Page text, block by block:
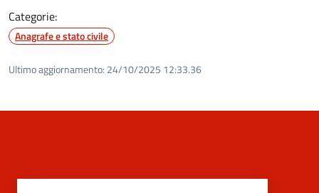
Categorie:
Anagrafe e stato civile
Ultimo aggiornamento: 24/10/2025 12:33.36